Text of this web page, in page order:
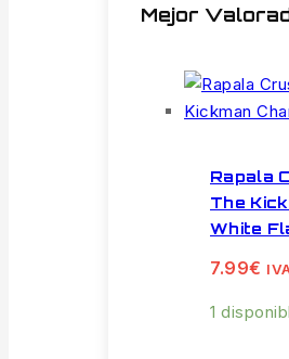
Mejor
Rapala
The
White
7.99€
1